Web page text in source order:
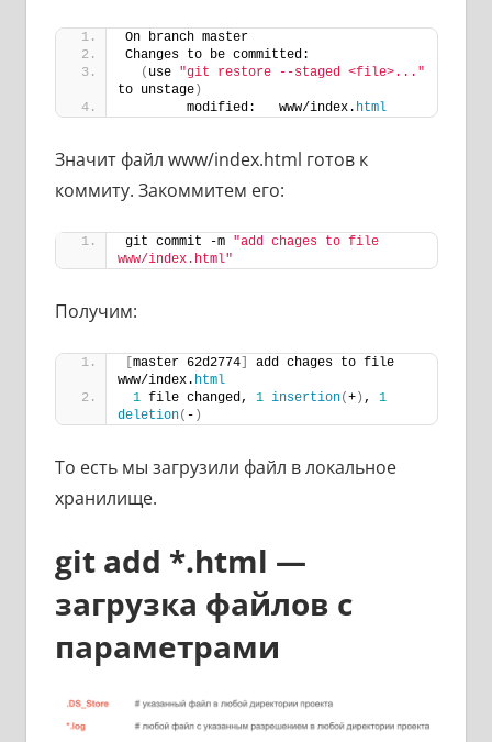
On branch master
Changes to be committed:
( use "git restore --staged <file>..."
to unstage)
        modified:   www/index.
html
Значит файл www/index.html готов к
коммиту. Закоммитем его:
git commit -m "add chages to file
www/index.html"
Получим:
master 62d2774]
add chages to file
www/index. html
1 file changed, 1 insertion(+) , 1
deletion( - )
То есть мы загрузили файл в локальное
хранилище.
git add *.html —
загрузка файлов с
параметрами